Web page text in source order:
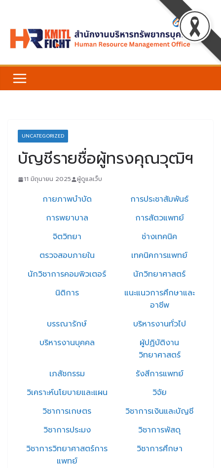
content
UNCATEGORIZED
บัญชีรายชื่อผู้ทรงคุณวุฒิฯ
11 มิถุนายน 2025 ผู้ดูแลเว็บ
กายภาพบำบัด
การประชาสัมพันธ์
การพยาบาล
การสัตวแพทย์
จิตวิทยา
ช่างเทคนิค
ตรวจสอบภายใน
เทคนิคการแพทย์
นักวิชาการคอมพิวเตอร์
นักวิทยาศาสตร์
นิติการ
แนะแนวการศึกษาและ
อาชีพ
บรรณารักษ์
บริหารงานทั่วไป
บริหารงานบุคคล
ผู้ปฏิบัติงาน
วิทยาศาสตร์
เภสัชกรรม
รังสีการแพทย์
วิเคราะห์นโยบายและแผน
วิจัย
วิชาการเกษตร
วิชาการเงินและบัญชี
วิชาการประมง
วิชาการพัสดุ
วิชาการวิทยาศาสตร์การ
แพทย์
วิชาการศึกษา